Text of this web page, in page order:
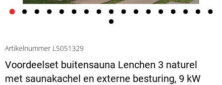
Artikelnummer L5051329
Voordeelset buitensauna Lenchen 3 naturel
met saunakachel en externe besturing, 9 kW